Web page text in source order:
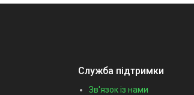
Служба підтримки
Зв'язок із нами